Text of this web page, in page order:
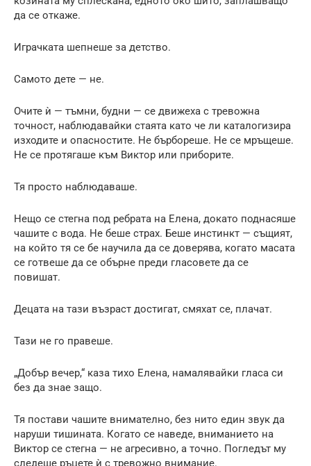
да се откаже.
Играчката шепнеше за детство.
Самото дете — не.
Очите ѝ — тъмни, будни — се движеха с тревожна
точност, наблюдавайки стаята като че ли каталогизира
изходите и опасностите. Не бърбореше. Не се мръщеше.
Не се протягаше към Виктор или приборите.
Тя просто наблюдаваше.
Нещо се стегна под ребрата на Елена, докато поднасяше
чашите с вода. Не беше страх. Беше инстинкт — същият,
на който тя се бе научила да се доверява, когато масата
се готвеше да се обърне преди гласовете да се
повишат.
Децата на тази възраст достигат, смяхат се, плачат.
Тази не го правеше.
„Добър вечер,“ каза тихо Елена, намалявайки гласа си
без да знае защо.
Тя постави чашите внимателно, без нито един звук да
наруши тишината. Когато се наведе, вниманието на
Виктор се стегна — не агресивно, а точно. Погледът му
следеше ръцете ѝ с тревожно внимание.